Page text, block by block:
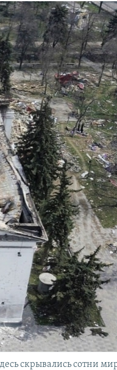
скрывались сотни